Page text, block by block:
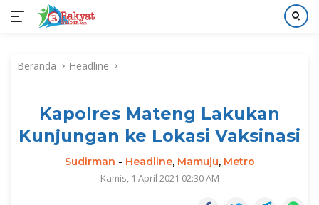
kontenBeranda Headline
Kapolres Mateng Lakukan
Kunjungan ke Lokasi Vaksinasi
Sudirman - Headline, Mamuju, Metro
Kamis, 1 April 2021 02:30 AM